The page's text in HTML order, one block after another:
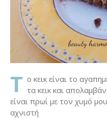
Τ ο κεικ είναι το
τα κεικ και
είναι πρωί με τον χυμό
αχνιστή